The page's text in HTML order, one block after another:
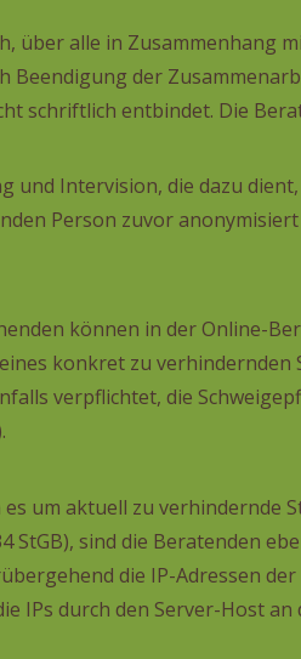
über alle in Zusammenhang
Beendigung der
schriftlich entbindet. Die
und Intervision, die dazu
Person zuvor
können in der Online-
konkret zu verhindernden
verpflichtet, die
um aktuell zu verhindernde
StGB), sind die Beratenden
die IP-Adressen
IPs durch den Server-Host